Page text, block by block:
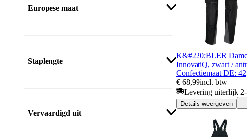
Europese maat
Staplengte
Vervaardigd uit
K&#220;BLER
InnovatiQ, zwart /
Confectiemaat DE: 42
€ 68,99incl. btw
Levering uiterlijk
Details weergeven